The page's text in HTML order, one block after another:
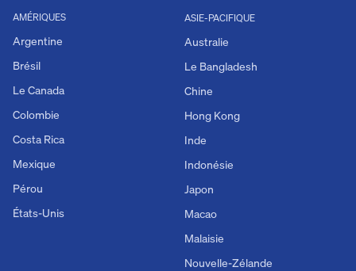
AMÉRIQUES
Argentine
Brésil
Le Canada
Colombie
Costa Rica
Mexique
Pérou
États-Unis
ASIE-PACIFIQUE
Australie
Le Bangladesh
Chine
Hong Kong
Inde
Indonésie
Japon
Macao
Malaisie
Nouvelle-Zélande